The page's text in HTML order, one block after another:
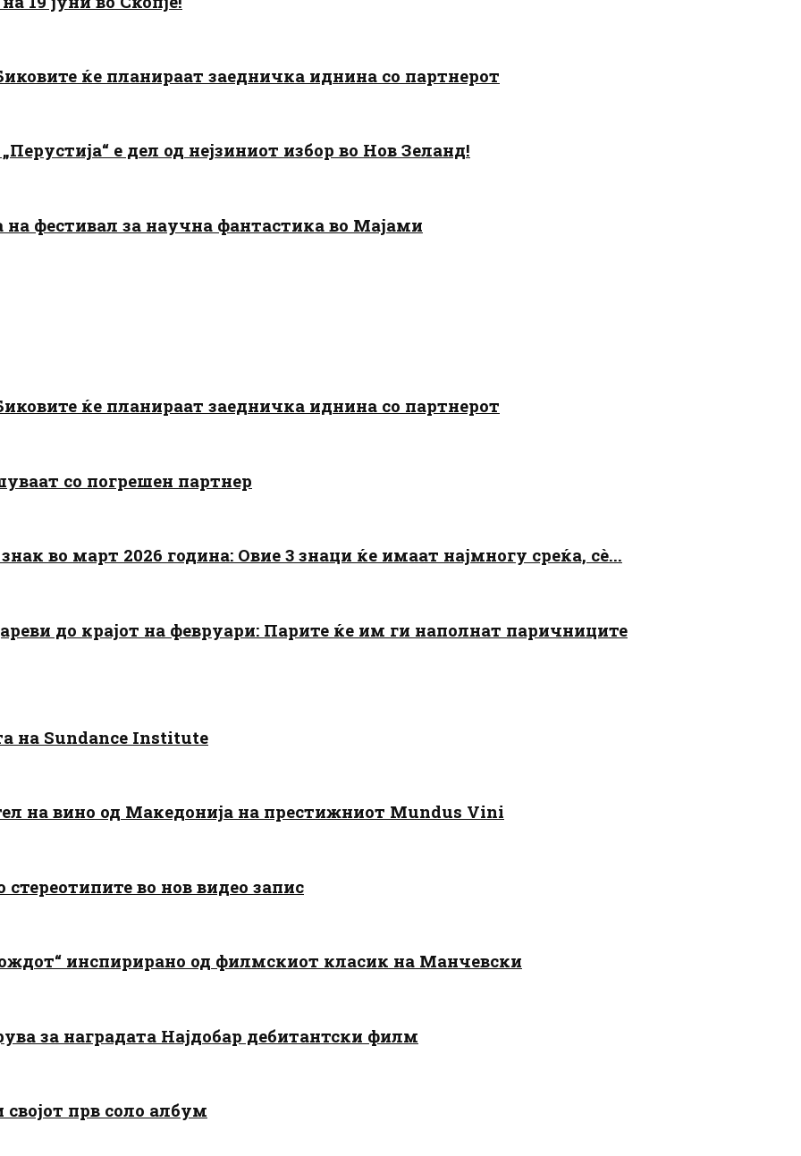
ќе планираат заедничка иднина со партнерот
е дел од нејзиниот избор во Нов Зеланд!
на фестивал за научна фантастика во Мајами
ќе планираат заедничка иднина со партнерот
со погрешен партнер
во март 2026 година: Овие 3 знаци ќе имаат најмногу среќа, сè...
до крајот на февруари: Парите ќе им ги наполнат паричниците
на Sundance Institute
на вино од Македонија на престижниот Mundus Vini
во нов видео запис
инспирирано од филмскиот класик на Манчевски
за наградата Најдобар дебитантски филм
прв соло албум